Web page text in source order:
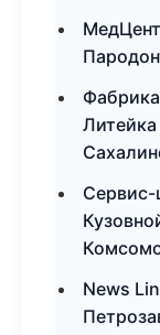
Сервис-
News